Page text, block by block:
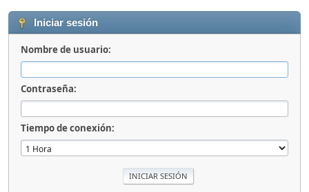
Iniciar sesión
Nombre de usuario:
Contraseña:
Tiempo de conexión: